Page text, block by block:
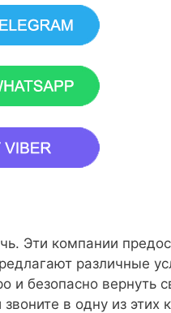
Эти компании
различные
безопасно вернуть
в одну из этих